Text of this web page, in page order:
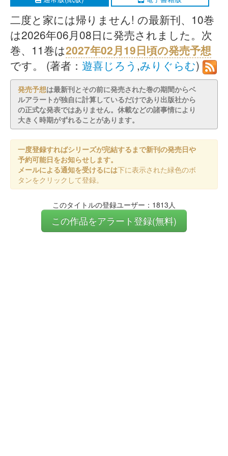
二度と家には帰りません! の最新刊、10巻
は2026年06月08日に発売されました。次
巻、11巻は2027年02月19日頃の発売予想
です。 (著者： 遊喜じろう ,みりぐらむ)
発売予想は最新刊とその前に発売された巻の期間からベ
ルアラートが独自に計算しているだけであり出版社から
の正式な発表ではありません。休載などの諸事情により
大きく時期がずれることがあります。
一度登録すればシリーズが完結するまで新刊の発売日や
予約可能日をお知らせします。
メールによる通知を受けるには下に表示された緑色のボ
タンをクリックして登録。
このタイトルの登録ユーザー：1813人
この作品をアラート登録(無料)